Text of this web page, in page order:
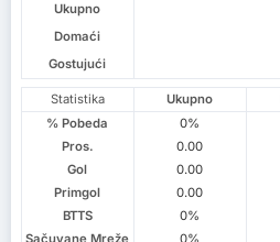
Ukupno
Domaći
Gostujući
Statistika Ukupno
% Pobeda
0%
Pros.
0.00
Gol
0.00
Primgol
0.00
BTTS
0%
Sačuvane Mreže
0%